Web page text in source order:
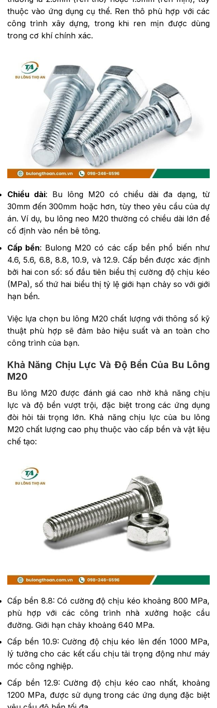
thuộc vào ứng dụng cụ thể. Ren thô phù hợp với các
công trình xây dựng, trong khi ren mịn được dùng
trong cơ khí chính xác.
Chiều dài: Bu lông M20 có chiều dài đa dạng, từ
30mm đến 300mm hoặc hơn, tùy theo yêu cầu của dự
án. Ví dụ, bu lông neo M20 thường có chiều dài lớn để
cố định vào nền bê tông.
Cấp bền: Bulong M20 có các cấp bền phổ biến như
4.6, 5.6, 6.8, 8.8, 10.9, và 12.9. Cấp bền được xác định
bởi hai con số: số đầu tiên biểu thị cường độ chịu kéo
(MPa), số thứ hai biểu thị tỷ lệ giới hạn chảy so với giới
hạn bền.
Việc lựa chọn bu lông M20 chất lượng với thông số kỹ
thuật phù hợp sẽ đảm bảo hiệu suất và an toàn cho
công trình của bạn.
Khả Năng Chịu Lực Và Độ Bền Của Bu Lông
M20
Bu lông M20 được đánh giá cao nhờ khả năng chịu
lực và độ bền vượt trội, đặc biệt trong các ứng dụng
đòi hỏi tải trọng lớn. Khả năng chịu lực của bu lông
M20 chất lượng cao phụ thuộc vào cấp bền và vật liệu
chế tạo:
Cấp bền 8.8: Có cường độ chịu kéo khoảng 800 MPa,
phù hợp với các công trình nhà xưởng hoặc cầu
đường. Giới hạn chảy khoảng 640 MPa.
Cấp bền 10.9: Cường độ chịu kéo lên đến 1000 MPa,
lý tưởng cho các kết cấu chịu tải trọng động như máy
móc công nghiệp.
Cấp bền 12.9: Cường độ chịu kéo cao nhất, khoảng
1200 MPa, được sử dụng trong các ứng dụng đặc biệt